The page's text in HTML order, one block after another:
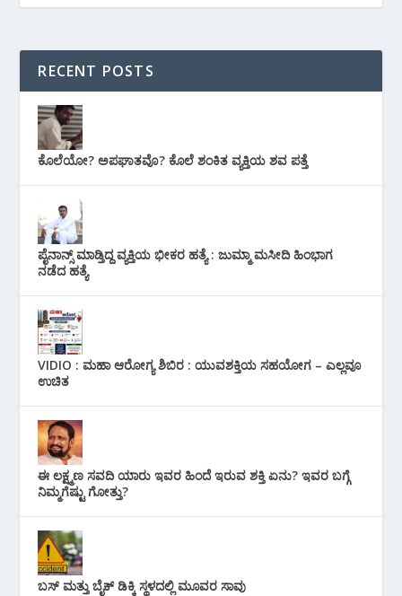
RECENT POSTS
ಕೊಲೆಯೋ? ಅಪಘಾತವೊ? ಕೊಲೆ ಶಂಕಿತ ವ್ಯಕ್ತಿಯ ಶವ ಪತ್ತೆ
ಪೈನಾನ್ಸ್ ಮಾಡ್ತಿದ್ದ ವ್ಯಕ್ತಿಯ ಭೀಕರ‌ ಹತ್ಯೆ : ಜುಮ್ಮಾ ಮಸೀದಿ ಹಿಂಭಾಗ
ನಡೆದ ಹತ್ಯೆ
VIDIO : ಮಹಾ ಆರೋಗ್ಯ ಶಿಬಿರ : ಯುವಶಕ್ತಿಯ ಸಹಯೋಗ – ಎಲ್ಲವೂ
ಉಚಿತ
ಈ ಲಕ್ಷ್ಮಣ ಸವದಿ ಯಾರು ಇವರ ಹಿಂದೆ ಇರುವ ಶಕ್ತಿ ಏನು? ಇವರ ಬಗ್ಗೆ
ನಿಮ್ಮಗೆಷ್ಟು ಗೋತ್ತು?
ಬಸ್ ಮತ್ತು ಬೈಕ್ ಡಿಕ್ಕಿ ಸ್ಥಳದಲ್ಲಿ ಮೂವರ ಸಾವು